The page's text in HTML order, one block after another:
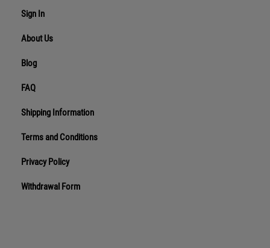
Sign In
About Us
Blog
FAQ
Shipping Information
Terms and Conditions
Privacy Policy
Withdrawal Form